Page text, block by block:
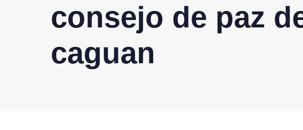
consejo de paz
caguan